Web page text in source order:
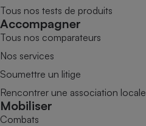
Tous nos tests de produits
Accompagner
Tous nos comparateurs
Nos services
Soumettre un litige
Rencontrer une association locale
Mobiliser
Combats